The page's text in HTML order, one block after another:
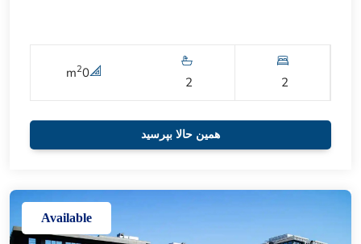
2
2
0
m2
همین حالا بپرسید
Available